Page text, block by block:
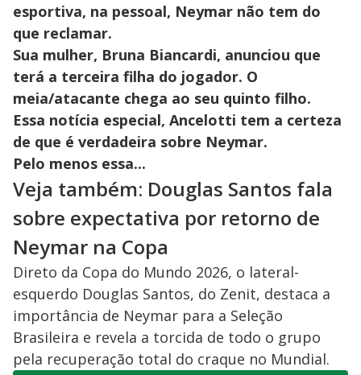
esportiva, na pessoal, Neymar não tem do
que reclamar.
Sua mulher, Bruna Biancardi, anunciou que
terá a terceira filha do jogador. O
meia/atacante chega ao seu quinto filho.
Essa notícia especial, Ancelotti tem a certeza
de que é verdadeira sobre Neymar.
Pelo menos essa...
Veja também: Douglas Santos fala
sobre expectativa por retorno de
Neymar na Copa
Direto da Copa do Mundo 2026, o lateral-
esquerdo Douglas Santos, do Zenit, destaca a
importância de Neymar para a Seleção
Brasileira e revela a torcida de todo o grupo
pela recuperação total do craque no Mundial.